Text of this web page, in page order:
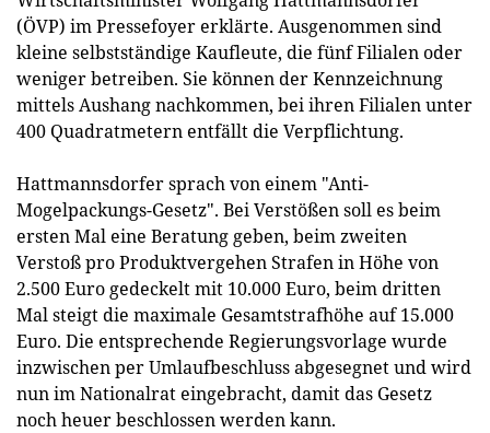
(ÖVP) im Pressefoyer erklärte. Ausgenommen sind
kleine selbstständige Kaufleute, die fünf Filialen oder
weniger betreiben. Sie können der Kennzeichnung
mittels Aushang nachkommen, bei ihren Filialen unter
400 Quadratmetern entfällt die Verpflichtung.
Hattmannsdorfer sprach von einem "Anti-
Mogelpackungs-Gesetz". Bei Verstößen soll es beim
ersten Mal eine Beratung geben, beim zweiten
Verstoß pro Produktvergehen Strafen in Höhe von
2.500 Euro gedeckelt mit 10.000 Euro, beim dritten
Mal steigt die maximale Gesamtstrafhöhe auf 15.000
Euro. Die entsprechende Regierungsvorlage wurde
inzwischen per Umlaufbeschluss abgesegnet und wird
nun im Nationalrat eingebracht, damit das Gesetz
noch heuer beschlossen werden kann.